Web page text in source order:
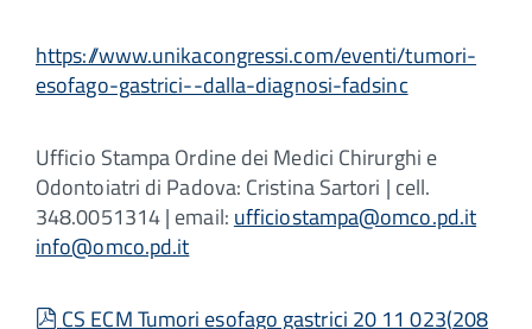
https://www.unikacongressi.com/eventi/tumori-
esofago-gastrici--dalla-diagnosi-fadsinc
Ufficio Stampa Ordine dei Medici Chirurghi e
Odontoiatri di Padova: Cristina Sartori | cell.
348.0051314 | email: ufficiostampa@omco.pd.it
info@omco.pd.it
pdf
CS ECM Tumori esofago gastrici 20 11 023(208